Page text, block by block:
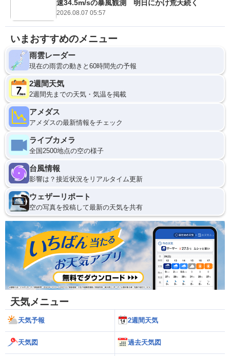
速34.5m/sの暴風観測 明日にかけ荒天続く
2026.08.07 05:57
いまおすすめのメニュー
雨雲レーダー
現在の雨雲の動きと60時間先の予報
2週間天気
2週間先までの天気・気温を掲載
アメダス
アメダスの最新情報をチェック
ライブカメラ
全国2500地点の空の様子
台風情報
影響は？接近状況をリアルタイム更新
ウェザーリポート
空の写真を投稿して最新の天気を共有
天気メニュー
天気予報 2週間天気
天気図 過去天気図